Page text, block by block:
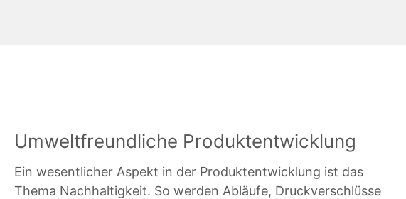
Umweltfreundliche Produktentwicklung
Ein wesentlicher Aspekt in der Produktentwicklung ist das
Thema Nachhaltigkeit. So werden Abläufe, Druckverschlüsse